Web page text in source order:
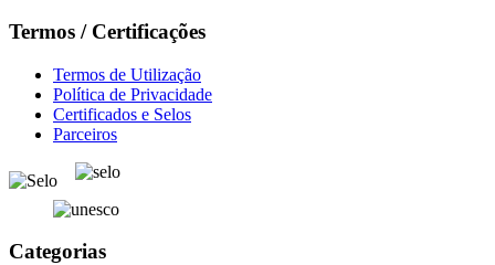
Termos / Certificações
Termos de Utilização
Política de Privacidade
Certificados e Selos
Parceiros
Categorias